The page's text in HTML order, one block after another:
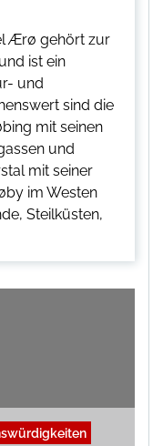
Ærø gehört zur
ist ein
und
sind die
mit seinen
und
mit seiner
im Westen
Steilküsten,